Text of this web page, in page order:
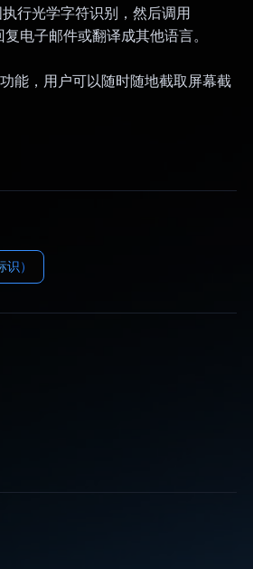
行光学字符识别，然后调用
电子邮件或翻译成其他语言。
能，用户可以随时随地截取屏幕截
识）